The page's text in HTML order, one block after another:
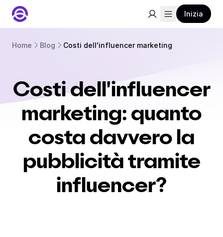
Inizia
Home Blog Costi dell'influencer marketing
Costi dell'influencer
marketing: quanto
costa davvero la
pubblicità tramite
influencer?